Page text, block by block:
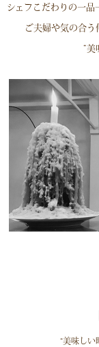
シェフこだわりの一品
ご夫婦や気の合
“美
“美味しい